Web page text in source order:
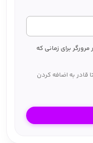
برای زمانی که
قادر به اضافه کردن